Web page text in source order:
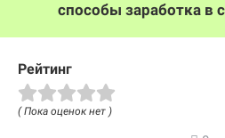
способы заработка в
Рейтинг
( Пока оценок нет )